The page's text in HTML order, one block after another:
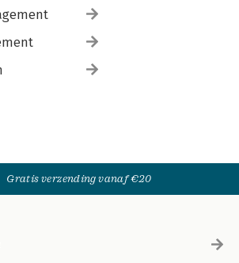
Gratis verzending vanaf €20